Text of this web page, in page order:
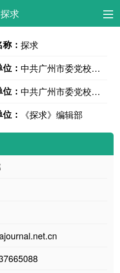
探求
： 探求
：
中共广州市委党校 广州行政学院
：
中共广州市委党校 广州行政学院
：
《探求》编辑部